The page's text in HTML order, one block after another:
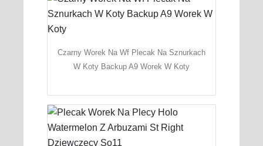
Czarny Worek Na Wf Plecak Na Sznurkach
W Koty Backup A9 Worek W Koty